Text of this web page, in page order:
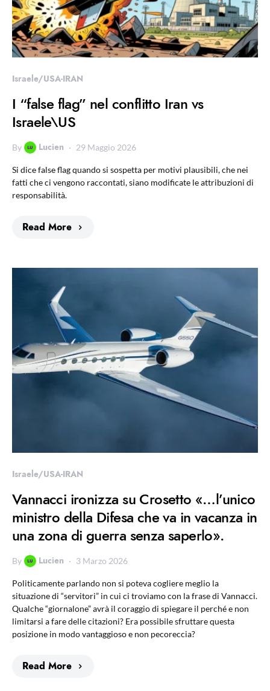
Israele/USA-IRAN
I “false flag” nel conflitto Iran vs
Israele\US
By Lucien 29 Maggio 2026
Si dice false flag quando si sospetta per motivi plausibili, che nei
fatti che ci vengono raccontati, siano modificate le attribuzioni di
responsabilità.
Read More
Israele/USA-IRAN
Vannacci ironizza su Crosetto «…l’unico
ministro della Difesa che va in vacanza in
una zona di guerra senza saperlo».
By Lucien 3 Marzo 2026
Politicamente parlando non si poteva cogliere meglio la
situazione di “servitori” in cui ci troviamo con la frase di Vannacci.
Qualche “giornalone” avrà il coraggio di spiegare il perché e non
limitarsi a fare delle citazioni? Era possibile sfruttare questa
posizione in modo vantaggioso e non pecoreccia?
Read More